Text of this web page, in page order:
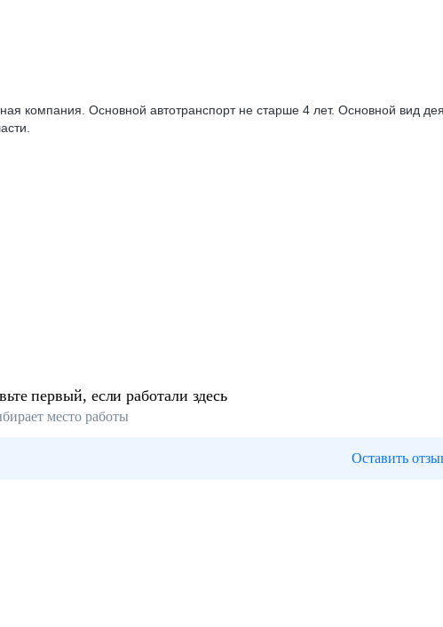
компания. Основной автотранспорт не старше 4 лет. Основной вид
первый, если работали здесь
место работы
Оставить